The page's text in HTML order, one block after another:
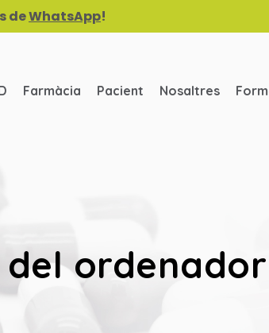
deWhatsApp!
Farmàcia Pacient Nosaltres
del